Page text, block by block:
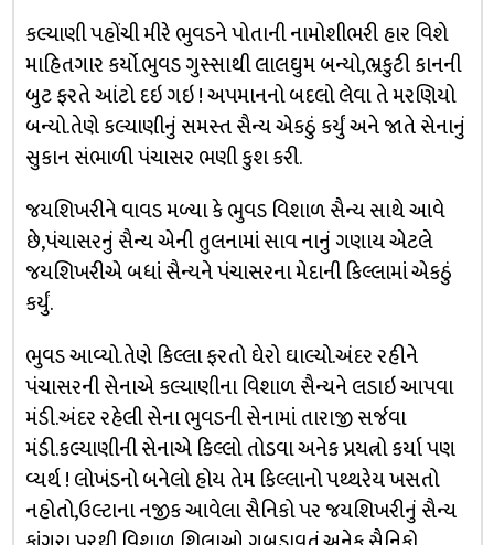
કલ્યાણી પહોંચી મીરે ભુવડને પોતાની નામોશીભરી હાર વિશે
માહિતગાર કર્યો.ભુવડ ગુસ્સાથી લાલઘુમ બન્યો,ભ્રકુટી કાનની
બુટ ફરતે આંટો દઇ ગઇ ! અપમાનનો બદલો લેવા તે મરણિયો
બન્યો.તેણે કલ્યાણીનું સમસ્ત સૈન્ય એકઠું કર્યું અને જાતે સેનાનું
સુકાન સંભાળી પંચાસર ભણી કુશ કરી.
જયશિખરીને વાવડ મળ્યા કે ભુવડ વિશાળ સૈન્ય સાથે આવે
છે,પંચાસરનું સૈન્ય એની તુલનામાં સાવ નાનું ગણાય એટલે
જયશિખરીએ બધાં સૈન્યને પંચાસરના મેદાની કિલ્લામાં એકઠું
કર્યું.
ભુવડ આવ્યો.તેણે કિલ્લા ફરતો ઘેરો ઘાલ્યો.અંદર રહીને
પંચાસરની સેનાએ કલ્યાણીના વિશાળ સૈન્યને લડાઇ આપવા
મંડી.અંદર રહેલી સેના ભુવડની સેનામાં તારાજી સર્જવા
મંડી.કલ્યાણીની સેનાએ કિલ્લો તોડવા અનેક પ્રયત્નો કર્યા પણ
વ્યર્થ ! લોખંડનો બનેલો હોય તેમ કિલ્લાનો પથ્થરેય ખસતો
નહોતો,ઉલ્ટાના નજીક આવેલા સૈનિકો પર જયશિખરીનું સૈન્ય